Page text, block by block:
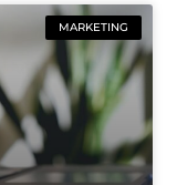
MARKETING